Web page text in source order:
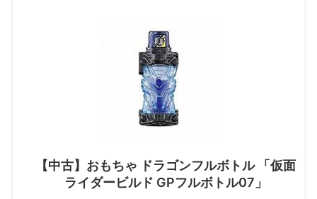
【中古】おもちゃ ドラゴンフルボトル 「仮面
ライダービルド GPフルボトル07」